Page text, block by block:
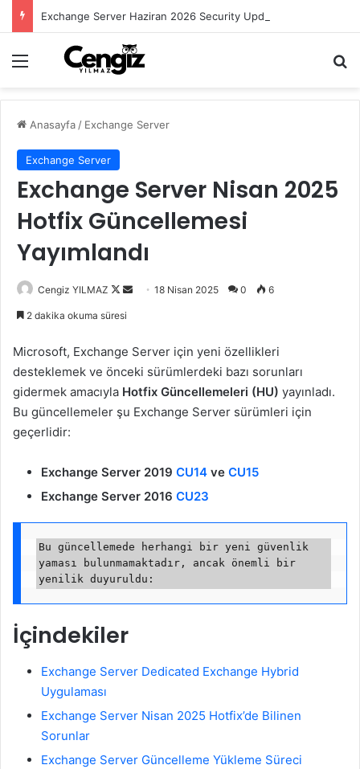
Menü
Anasayfa / Exchange Server
Exchange Server
Exchange Server Nisan 2025
Hotfix Güncellemesi
Yayımlandı
Cengiz YILMAZ
Follow
Bir
göndermek
18 Nisan 2025 0 6
2 dakika okuma süresi
Microsoft, Exchange Server için yeni özellikleri
desteklemek ve önceki sürümlerdeki bazı sorunları
gidermek amacıyla Hotfix Güncellemeleri (HU) yayınladı.
Bu güncellemeler şu Exchange Server sürümleri için
geçerlidir:
Exchange Server 2019 CU14 ve CU15
Exchange Server 2016 CU23
Bu güncellemede herhangi bir yeni güvenlik
yaması bulunmamaktadır, ancak önemli bir
İçindekiler
Exchange Server Dedicated Exchange Hybrid
Uygulaması
Exchange Server Nisan 2025 Hotfix’de Bilinen
Sorunlar
Exchange Server Güncelleme Yükleme Süreci